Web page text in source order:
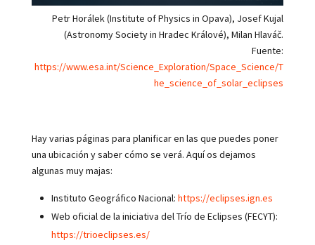
Petr Horálek (Institute of Physics in Opava), Josef Kujal
(Astronomy Society in Hradec Králové), Milan Hlaváč.
Fuente:
https://www.esa.int/Science_Exploration/Space_Science/T
he_science_of_solar_eclipses
Hay varias páginas para planificar en las que puedes poner
una ubicación y saber cómo se verá. Aquí os dejamos
algunas muy majas:
Instituto Geográfico Nacional: https://eclipses.ign.es
Web oficial de la iniciativa del Trío de Eclipses (FECYT):
https://trioeclipses.es/